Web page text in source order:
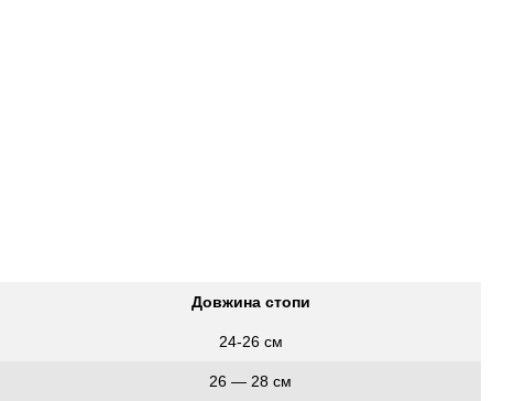
Довжина стопи
24-26 см
26 ― 28 см